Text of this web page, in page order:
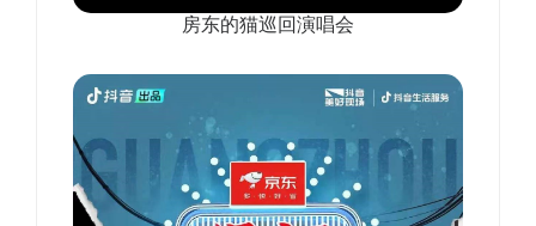
房东的猫巡回演唱会